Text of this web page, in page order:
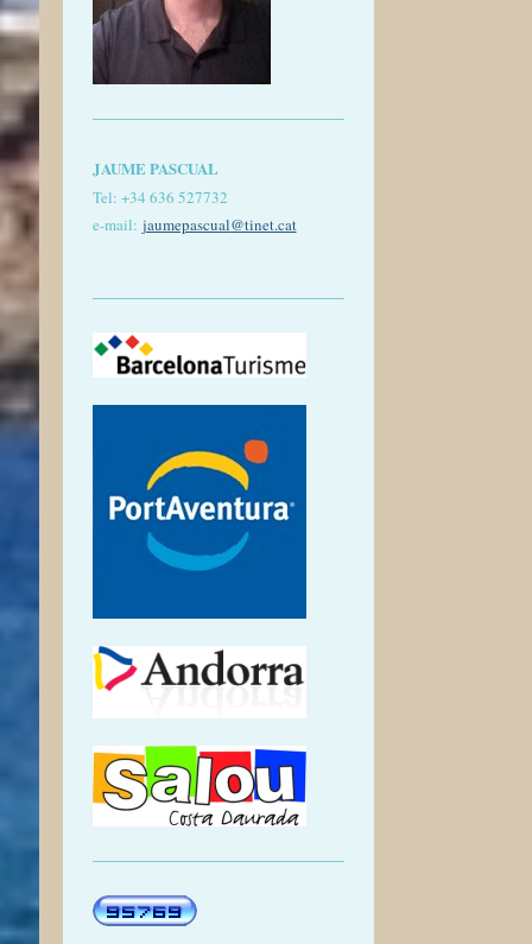
JAUME PASCUAL
Tel: +34 636 527732
e-mail: jaumepascual@tinet.cat